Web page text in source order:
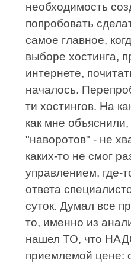
необходимость
попробовать
самое главное,
выборе хостинга,
интернете,
началось.
ти хостингов. На
как мне
"наворотов" - не
каких-то не смог
управлением, где-
ответа
суток. Думал все
то, именно из
нашел ТО, что
приемлемой цене: